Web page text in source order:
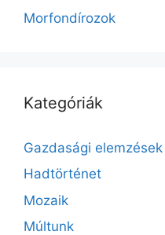
Morfondírozok
Kategóriák
Gazdasági elemzések
Hadtörténet
Mozaik
Múltunk